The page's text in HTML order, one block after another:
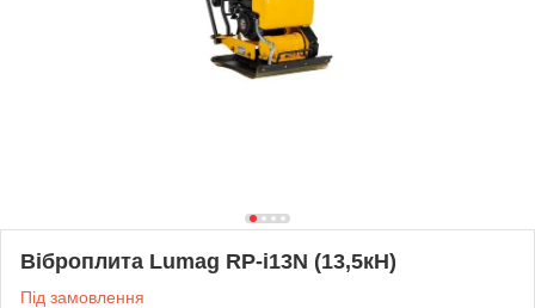
Віброплита Lumag RP-i13N (13,5кН)
Під замовлення